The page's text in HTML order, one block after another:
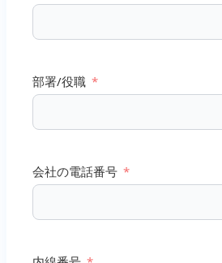
部署/役職
会社の電話番号